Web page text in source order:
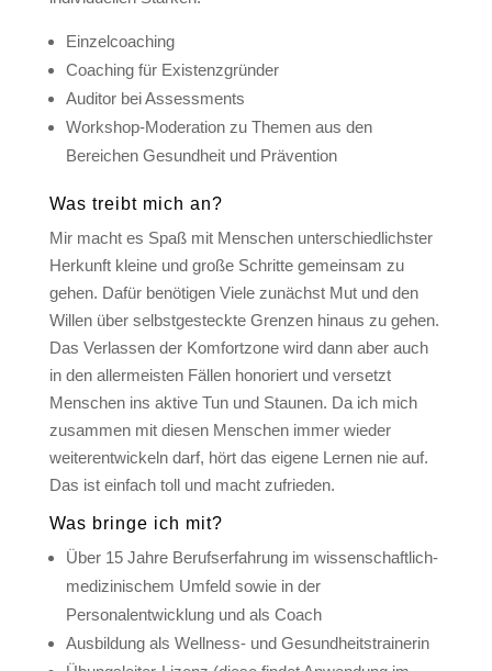
Einzelcoaching
Coaching für Existenzgründer
Auditor bei Assessments
Workshop-Moderation zu Themen aus den
Bereichen Gesundheit und Prävention
Was treibt mich an?
Mir macht es Spaß mit Menschen unterschiedlichster
Herkunft kleine und große Schritte gemeinsam zu
gehen. Dafür benötigen Viele zunächst Mut und den
Willen über selbstgesteckte Grenzen hinaus zu gehen.
Das Verlassen der Komfortzone wird dann aber auch
in den allermeisten Fällen honoriert und versetzt
Menschen ins aktive Tun und Staunen. Da ich mich
zusammen mit diesen Menschen immer wieder
weiterentwickeln darf, hört das eigene Lernen nie auf.
Das ist einfach toll und macht zufrieden.
Was bringe ich mit?
Über 15 Jahre Berufserfahrung im wissenschaftlich-
medizinischem Umfeld sowie in der
Personalentwicklung und als Coach
Ausbildung als Wellness- und Gesundheitstrainerin